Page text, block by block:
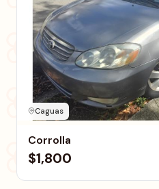
Caguas
Corrolla
$1,800